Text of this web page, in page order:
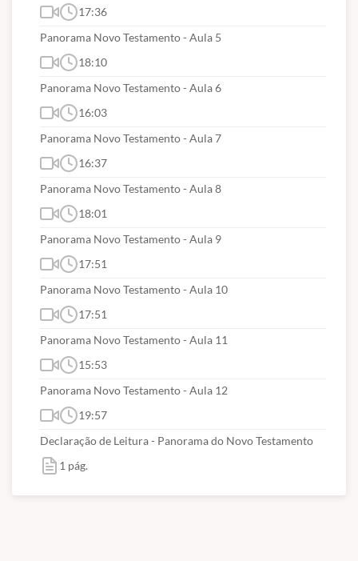
17:36
Panorama Novo Testamento - Aula 5
18:10
Panorama Novo Testamento - Aula 6
16:03
Panorama Novo Testamento - Aula 7
16:37
Panorama Novo Testamento - Aula 8
18:01
Panorama Novo Testamento - Aula 9
17:51
Panorama Novo Testamento - Aula 10
17:51
Panorama Novo Testamento - Aula 11
15:53
Panorama Novo Testamento - Aula 12
19:57
Declaração de Leitura - Panorama do Novo Testamento
1 pág.